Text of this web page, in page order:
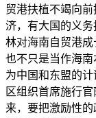
贸港扶植不竭向
济，有大国的义
林对海南自贸港
也不只是当作海
为中国和东盟的
区组织首席施行
来，要把激励性